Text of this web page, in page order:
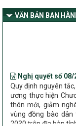
dân tộc thiểu số và
Nghệ An
VĂN BẢN BAN
Quy định nguyên
ương thực hiện
thôn mới, giảm
vùng đồng bào
2030 trên địa bàn